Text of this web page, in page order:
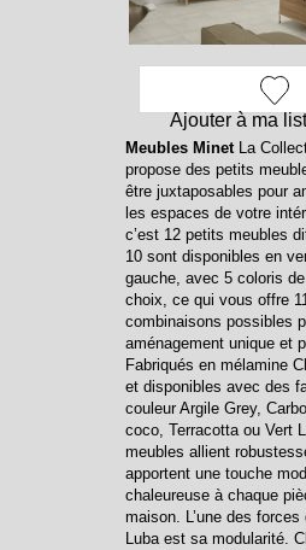
Ajouter à ma
Meubles MinetLa
propose des petits
être juxtaposables pour
les espaces de votre
c’est 12 petits meubles
10 sont disponibles en
gauche, avec 5 coloris
choix, ce qui vous offre
combinaisons possibles
aménagement unique et
Fabriqués en mélamine
et disponibles avec des
couleur Argile Grey,
coco, Terracotta ou Vert
meubles allient
apportent une touche
chaleureuse à chaque
maison. L’une des
Luba est sa modularité.